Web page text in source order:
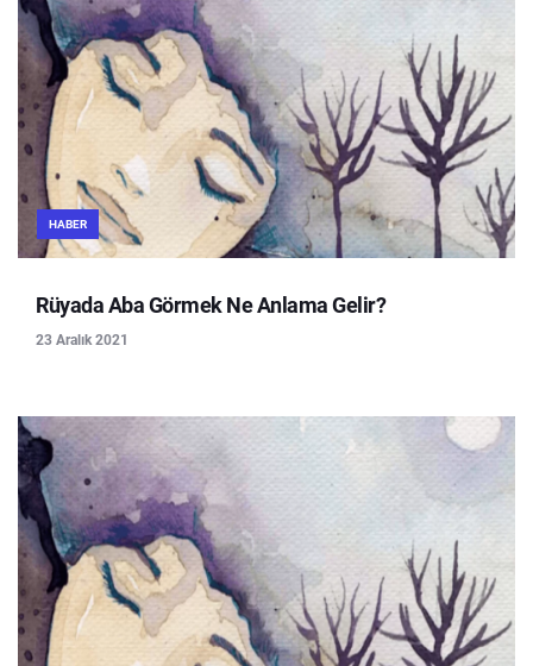
HABER
Rüyada Aba Görmek Ne Anlama Gelir?
23 Aralık 2021